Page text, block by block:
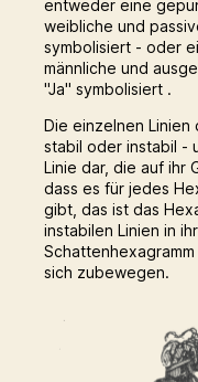
entweder eine
weibliche und
symbolisiert - oder
männliche und
"Ja" symbolisiert .
Die einzelnen Linien
stabil oder instabil -
Linie dar, die auf ihr
dass es für jedes
gibt, das ist das
instabilen Linien in
sich zubewegen.